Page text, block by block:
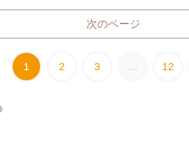
次のページ
1 2 3 … 12